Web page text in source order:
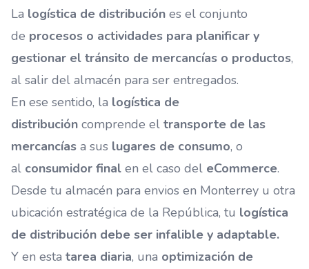
La logística de distribución es el conjunto
de procesos o actividades para planificar y
gestionar el tránsito de mercancías o productos,
al salir del almacén para ser entregados.
En ese sentido, la logística de
distribución comprende el transporte de las
mercancías a sus lugares de consumo, o
al consumidor final en el caso del eCommerce.
Desde tu almacén para envios en Monterrey u otra
ubicación estratégica de la República, tu logística
de distribución debe ser infalible y adaptable.
Y en esta tarea diaria, una optimización de